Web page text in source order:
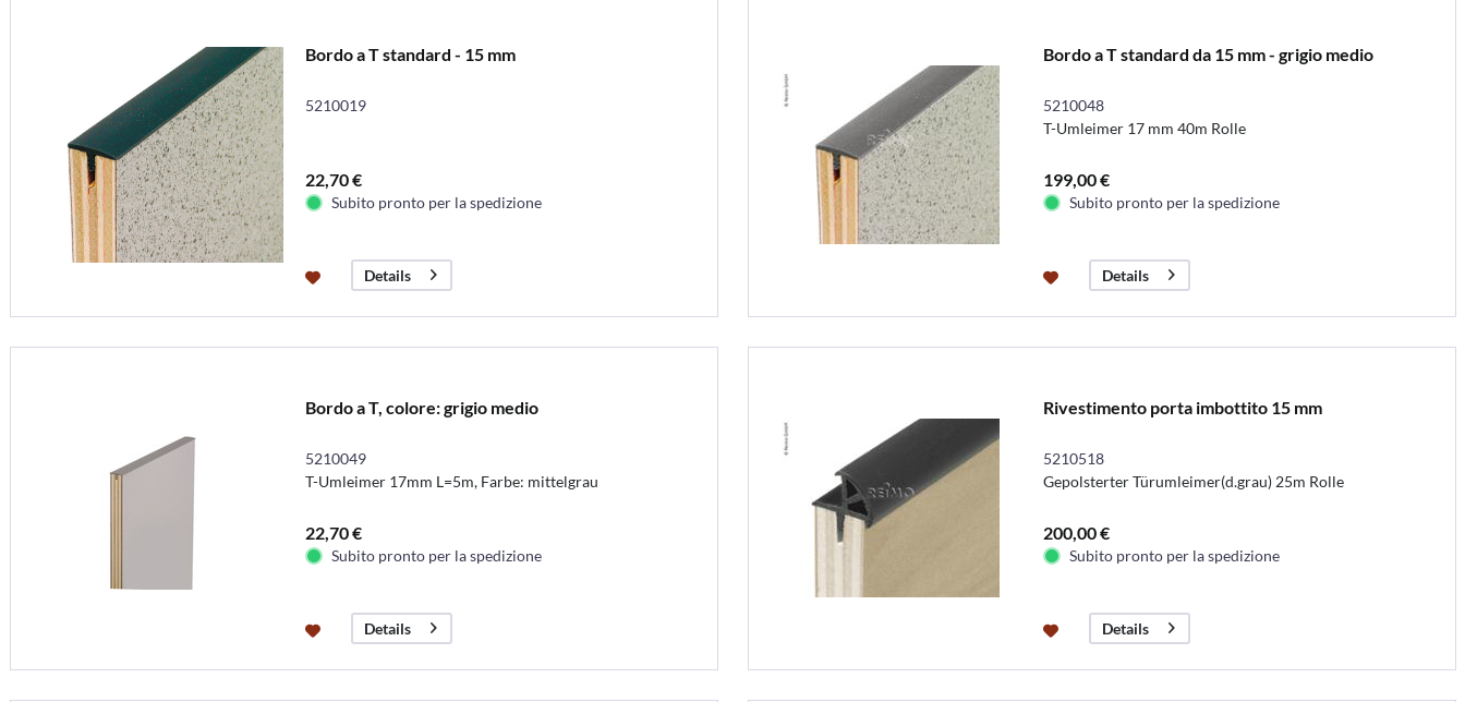
Bordo a T standard - 15 mm
5210019
22,70 €
Subito pronto per la spedizione
Details
Bordo a T standard da 15 mm - grigio medio
5210048
T-Umleimer 17 mm 40m Rolle
199,00 €
Subito pronto per la spedizione
Details
Bordo a T, colore: grigio medio
5210049
T-Umleimer 17mm L=5m, Farbe: mittelgrau
22,70 €
Subito pronto per la spedizione
Details
Rivestimento porta imbottito 15 mm
5210518
Gepolsterter Türumleimer(d.grau) 25m Rolle
200,00 €
Subito pronto per la spedizione
Details